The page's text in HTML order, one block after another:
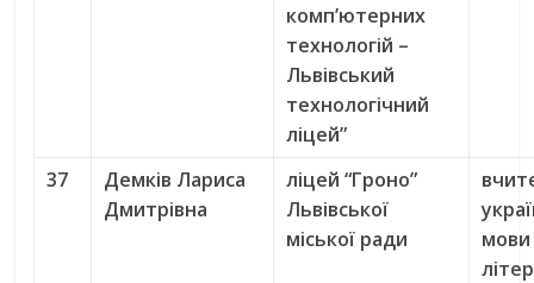
комп’ютерних
технологій –
Львівський
технологічний
ліцей”
37
Демків Лариса
Дмитрівна
ліцей “Гроно”
Львівської
міської ради
мови